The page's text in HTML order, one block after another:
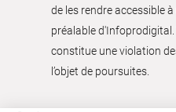
de les rendre accessible
préalable
constitue une violation
l’objet de poursuites.